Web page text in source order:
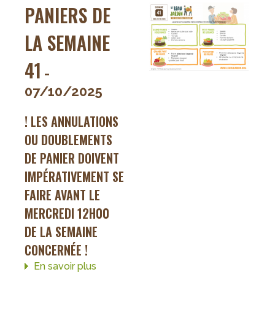
PANIERS DE
LA SEMAINE
41 -
07/10/2025
! LES ANNULATIONS
OU DOUBLEMENTS
DE PANIER DOIVENT
IMPÉRATIVEMENT SE
FAIRE AVANT LE
MERCREDI 12H00
DE LA SEMAINE
CONCERNÉE !
En savoir plus